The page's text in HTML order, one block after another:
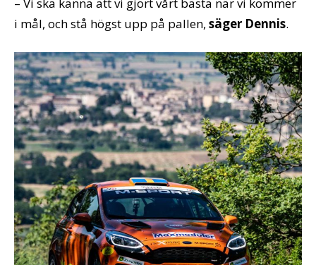
i mål, och stå högst upp på pallen, säger Dennis.